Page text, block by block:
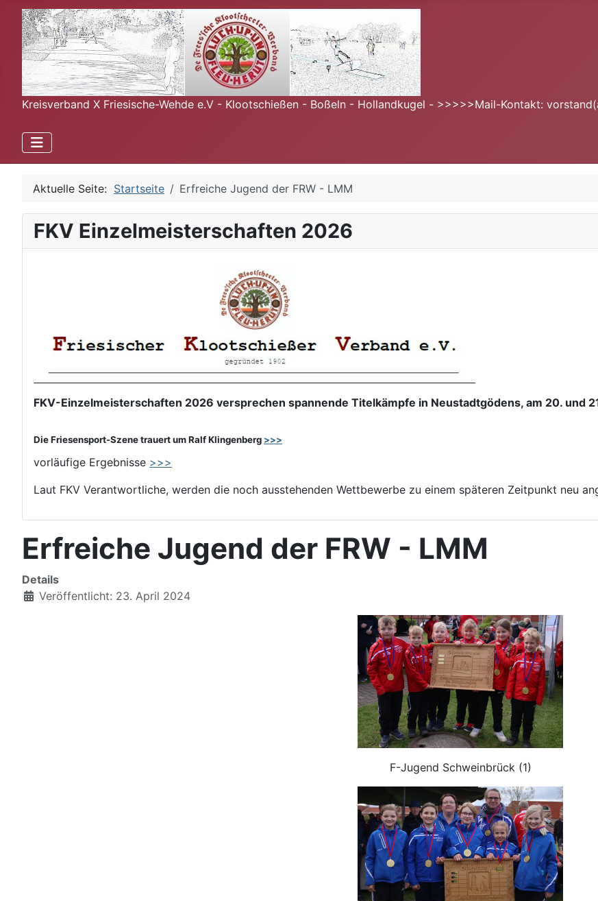
Kreisverband X Friesische-Wehde e.V - Klootschießen - Boßeln - Hollandkugel - >>>>>Mail-Kontakt:
Aktuelle Seite: Startseite Erfreiche Jugend der FRW - LMM
FKV Einzelmeisterschaften 2026
FKV-Einzelmeisterschaften 2026 versprechen spannende Titelkämpfe in Neustadtgödens, am 20. und
Die Friesensport-Szene trauert um Ralf Klingenberg >>>
vorläufige Ergebnisse >>>
Laut FKV Verantwortliche, werden die noch ausstehenden Wettbewerbe zu einem späteren Zeitpunkt neu
Erfreiche Jugend der FRW - LMM
Details
Veröffentlicht: 23. April 2024
F-Jugend Schweinbrück (1)